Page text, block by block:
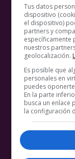
Tus datos
dispositivo
el dispositivo)
partners y
específicamente
nuestros
geolocalización.
Es posible que
personales en
puedes
En la parte
busca un enlace
la configuración